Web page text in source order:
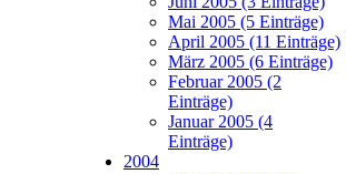
Mai 2005 (5 Einträge)
April 2005 (11 Einträge)
März 2005 (6 Einträge)
Februar 2005 (2
Einträge)
Januar 2005 (4
Einträge)
2004